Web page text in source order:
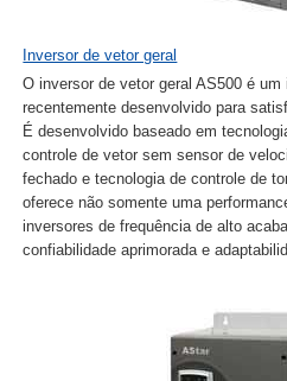
Inversor de vetor geral
O inversor de vetor geral AS500 é
recentemente desenvolvido para
É desenvolvido baseado em
controle de vetor sem sensor de
fechado e tecnologia de controle de
oferece não somente uma
inversores de frequência de alto
confiabilidade aprimorada e